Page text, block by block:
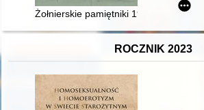
Żołnierskie pamiętniki 1914-1918
ROCZNIK 2023